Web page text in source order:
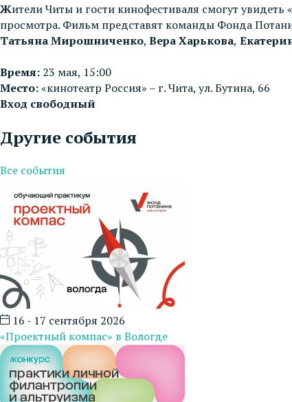
Жители Читы и гости кинофестиваля смогут
просмотра. Фильм представят команды Фонда
Татьяна Мирошниченко, Вера Харькова,
Время: 23 мая, 15:00
Место:«кинотеатр Россия» – г. Чита, ул. Бутина, 66
Вход свободный
Другие события
Все события
16 - 17 сентября 2026
«Проектный компас» в Вологде